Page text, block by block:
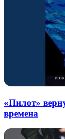
«Пилот»
времена